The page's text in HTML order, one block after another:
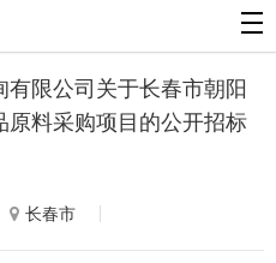
限公司关于长春市朝阳
原料采购项目的公开招标
长春市